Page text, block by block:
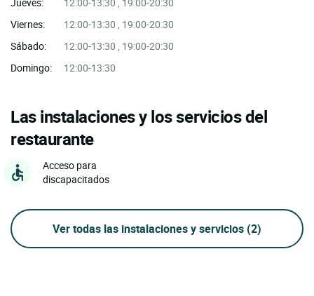
Viernes:
12:00-13:30 , 19:00-20:30
Sábado:
12:00-13:30 , 19:00-20:30
Domingo:
12:00-13:30
Las instalaciones y los servicios del
restaurante
Acceso para
discapacitados
Ver todas las instalaciones y servicios (2)